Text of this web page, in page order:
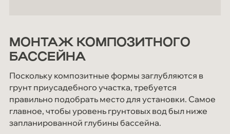
МОНТАЖ КОМПОЗИТНОГО
БАССЕЙНА
Поскольку композитные формы заглубляются в
грунт приусадебного участка, требуется
правильно подобрать место для установки. Самое
главное, чтобы уровень грунтовых вод был ниже
запланированной глубины бассейна.